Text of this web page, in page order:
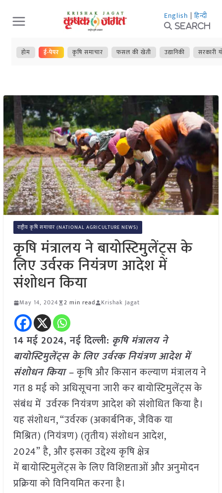
Skip
to
content
English | हिन्दी
Search
होम ई-पेपर कृषि समाचार फसल की खेती उद्यानिकी सरकारी
राष्ट्रीय कृषि समाचार (NATIONAL AGRICULTURE NEWS)
कृषि मंत्रालय ने बायोस्टिमुलेंट्स के
लिए उर्वरक नियंत्रण आदेश में
संशोधन किया
May 14, 2024 2 min read Krishak Jagat
14 मई 2024, नई दिल्ली: कृषि मंत्रालय ने
बायोस्टिमुलेंट्स के लिए उर्वरक नियंत्रण आदेश में
संशोधन किया –कृषि और किसान कल्याण मंत्रालय ने
गत 8 मई को अधिसूचना जारी कर बायोस्टिमुलेंट्स के
संबंध में उर्वरक नियंत्रण आदेश को संशोधित किया है।
यह संशोधन, “उर्वरक (अकार्बनिक, जैविक या
मिश्रित) (नियंत्रण) (तृतीय) संशोधन आदेश,
2024” है, और इसका उद्देश्य कृषि क्षेत्र
में बायोस्टिमुलेंट्स के लिए विशिष्टताओं और अनुमोदन
प्रक्रिया को विनियमित करना है।